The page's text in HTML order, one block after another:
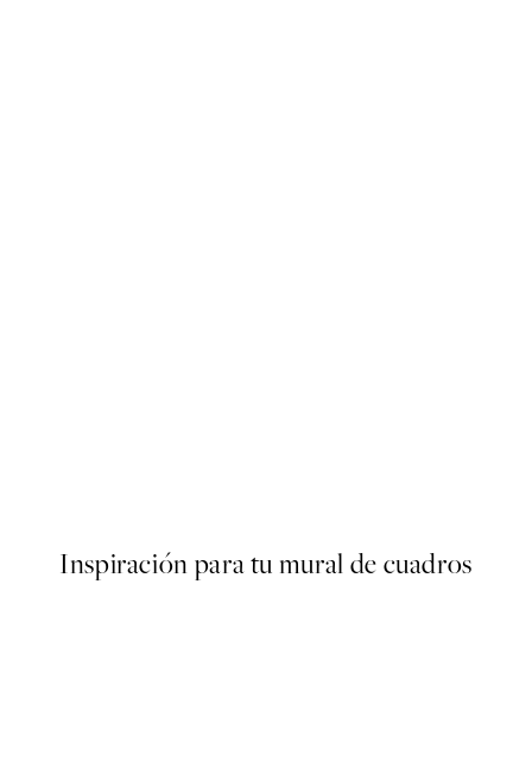
Inspiración para tu mural de cuadros